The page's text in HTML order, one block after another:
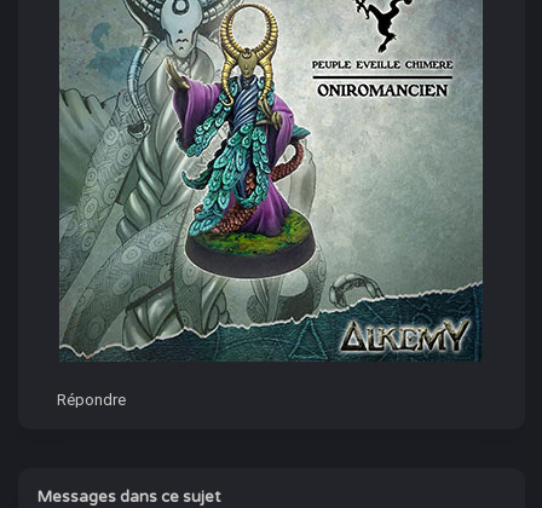
Répondre
Messages dans ce sujet